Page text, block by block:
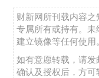
财新网所刊载内容
专属所有或持有。
建立镜像等任何使用。
如有意愿转载，请发
确认及授权后，方可